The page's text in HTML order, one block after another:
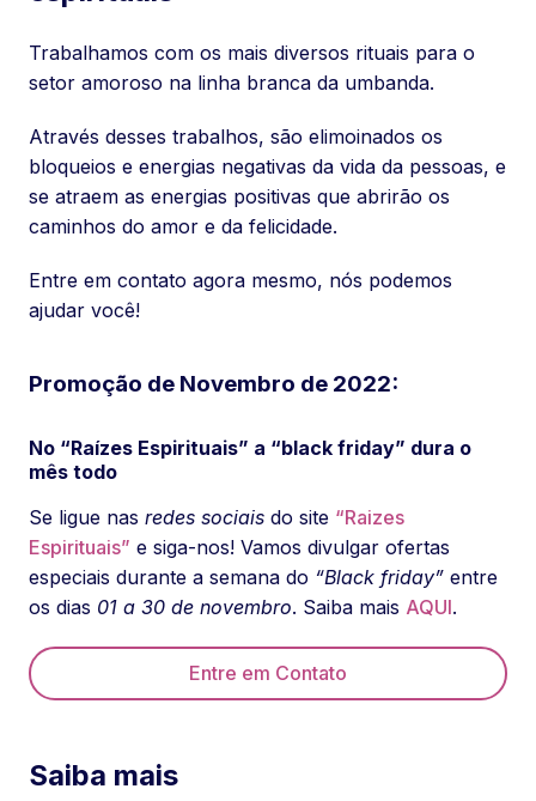
Trabalhamos com os mais diversos rituais para o
setor amoroso na linha branca da umbanda.
Através desses trabalhos, são elimoinados os
bloqueios e energias negativas da vida da pessoas, e
se atraem as energias positivas que abrirão os
caminhos do amor e da felicidade.
Entre em contato agora mesmo, nós podemos
ajudar você!
Promoção de Novembro de 2022:
No “Raízes Espirituais” a “black friday” dura o
mês todo
Se ligue nas redes sociais do site “Raizes
Espirituais” e siga-nos! Vamos divulgar ofertas
especiais durante a semana do “Black friday” entre
os dias 01 a 30 de novembro. Saiba mais AQUI.
Entre em Contato
Saiba mais